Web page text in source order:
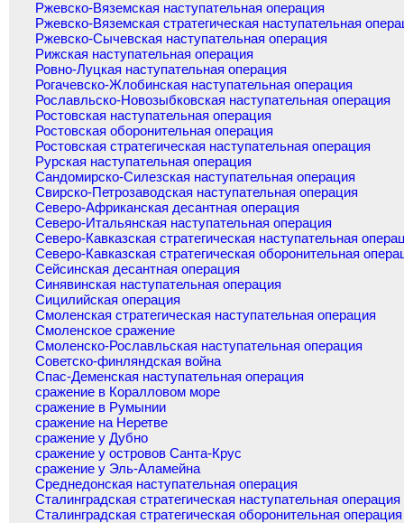
Ржевско-Вяземская наступательная операция
Ржевско-Вяземская стратегическая наступательная
Ржевско-Сычевская наступательная операция
Рижская наступательная операция
Ровно-Луцкая наступательная операция
Рогачевско-Жлобинская наступательная операция
Рославльско-Новозыбковская наступательная операция
Ростовская наступательная операция
Ростовская оборонительная операция
Ростовская стратегическая наступательная операция
Рурская наступательная операция
Сандомирско-Силезская наступательная операция
Свирско-Петрозаводская наступательная операция
Северо-Африканская десантная операция
Северо-Итальянская наступательная операция
Северо-Кавказская стратегическая наступательная
Северо-Кавказская стратегическая оборонительная
Сейсинская десантная операция
Синявинская наступательная операция
Сицилийская операция
Смоленская стратегическая наступательная операция
Смоленское сражение
Смоленско-Рославльская наступательная операция
Советско-финляндская война
Спас-Деменская наступательная операция
сражение в Коралловом море
сражение в Румынии
сражение на Неретве
сражение у Дубно
сражение у островов Санта-Крус
сражение у Эль-Аламейна
Среднедонская наступательная операция
Сталинградская стратегическая наступательная операция
Сталинградская стратегическая оборонительная операция